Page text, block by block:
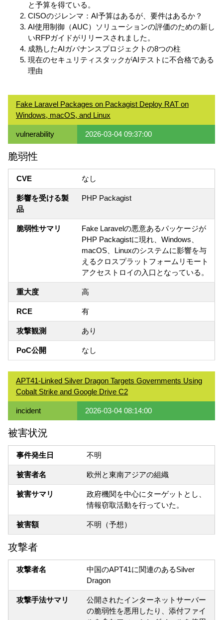
と予算を得ている。
CISOのジレンマ：AI予算はあるが、要件はあるか？
AI使用制御（AUC）ソリューションの評価のための新し
いRFPガイドがリリースされました。
成熟したAIガバナンスプロジェクトの8つの柱
現在のセキュリティスタックがAIテストに不合格である
理由
Fake Laravel Packages on Packagist Deploy RAT on
Windows, macOS, and Linux
vulnerability 2026-03-04 09:37:00
脆弱性
CVE なし
影響を受ける製
品
PHP Packagist
脆弱性サマリ
Fake Laravelの悪意あるパッケージが
PHP Packagistに現れ、Windows、
macOS、Linuxのシステムに影響を与
えるクロスプラットフォームリモート
アクセストロイの入口となっている。
重大度 高
RCE 有
攻撃観測 あり
PoC公開 なし
APT41-Linked Silver Dragon Targets Governments Using
Cobalt Strike and Google Drive C2
incident 2026-03-04 08:14:00
被害状況
事件発生日 不明
被害者名 欧州と東南アジアの組織
被害サマリ
政府機関を中心にターゲットとし、
情報窃取活動を行っていた。
被害額 不明（予想）
攻撃者
攻撃者名
中国のAPT41に関連のあるSilver
Dragon
攻撃手法サマリ
公開されたインターネットサーバー
の脆弱性を悪用したり、添付ファイ